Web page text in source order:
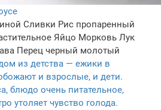
Сливки Рис пропаренный
Яйцо Морковь Лук
Перец черный молотый
из детства — ежики в
и взрослые, и дети.
блюдо очень питательное,
утоляет чувство голода.